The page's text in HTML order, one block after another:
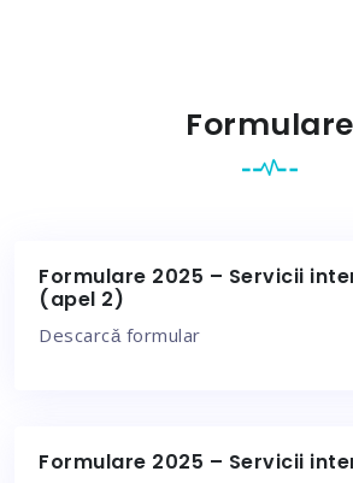
Formulare
Formulare 2025 – Servicii
(apel 2)
Descarcǎ formular
Formulare 2025 – Servicii